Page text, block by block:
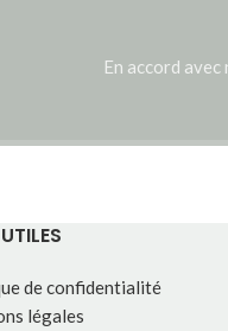
En accord avec
de confidentialité
légales